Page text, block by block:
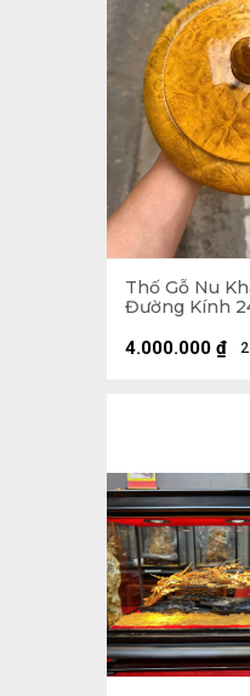
Thố Gỗ Nu
Đường Kính
4.000.000 ₫